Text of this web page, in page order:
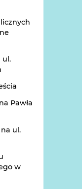
ul.
Pawła
ul.
w